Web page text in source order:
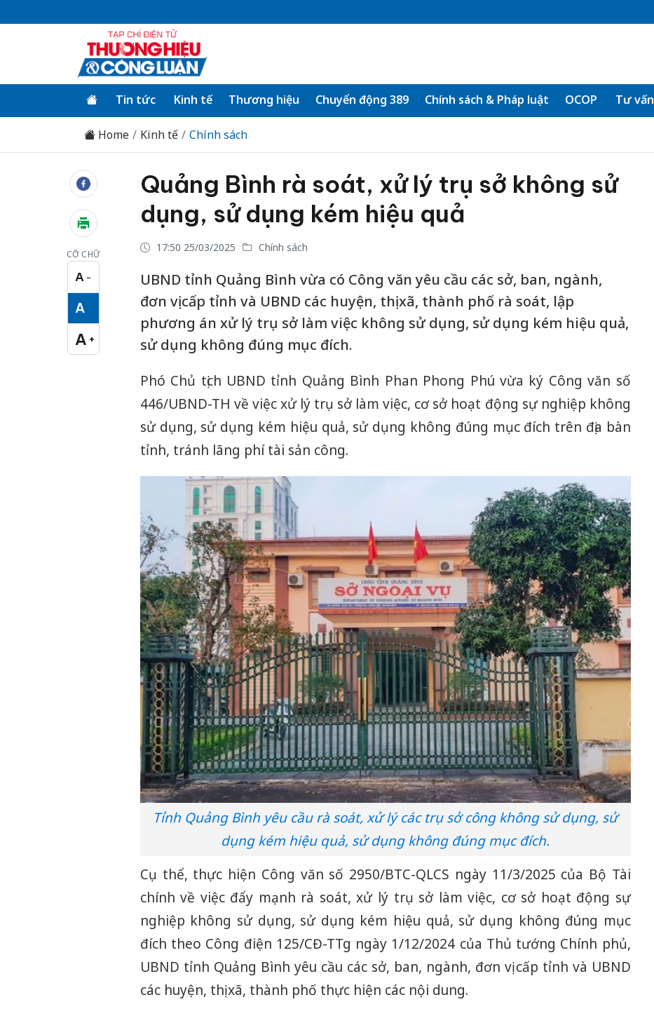
Tin tức Kinh tế Thương hiệu Chuyển động 389 Chính sách & Pháp luật OCOP Tư vấn
Home Kinh tế Chính sách
CỠ CHỮ
A −
Cỡ chữ nhỏ
A
Cỡ chữ vừa
A +
Cỡ chữ lớn
Quảng Bình rà soát, xử lý trụ sở không sử
dụng, sử dụng kém hiệu quả
17:50 25/03/2025 Chính sách
UBND tỉnh Quảng Bình vừa có Công văn yêu cầu các sở, ban, ngành,
đơn vị cấp tỉnh và UBND các huyện, thị xã, thành phố rà soát, lập
phương án xử lý trụ sở làm việc không sử dụng, sử dụng kém hiệu quả,
sử dụng không đúng mục đích.
Phó Chủ tịch UBND tỉnh Quảng Bình Phan Phong Phú vừa ký Công văn số
446/UBND-TH về việc xử lý trụ sở làm việc, cơ sở hoạt động sự nghiệp không
sử dụng, sử dụng kém hiệu quả, sử dụng không đúng mục đích trên địa bàn
tỉnh, tránh lãng phí tài sản công.
Tỉnh Quảng Bình yêu cầu rà soát, xử lý các trụ sở công không sử dụng, sử
dụng kém hiệu quả, sử dụng không đúng mục đích.
Cụ thể, thực hiện Công văn số 2950/BTC-QLCS ngày 11/3/2025 của Bộ Tài
chính về việc đẩy mạnh rà soát, xử lý trụ sở làm việc, cơ sở hoạt động sự
nghiệp không sử dụng, sử dụng kém hiệu quả, sử dụng không đúng mục
đích theo Công điện 125/CĐ-TTg ngày 1/12/2024 của Thủ tướng Chính phủ,
UBND tỉnh Quảng Bình yêu cầu các sở, ban, ngành, đơn vị cấp tỉnh và UBND
các huyện, thị xã, thành phố thực hiện các nội dung.